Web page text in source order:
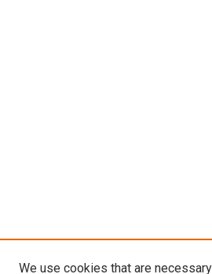
We use cookies that are